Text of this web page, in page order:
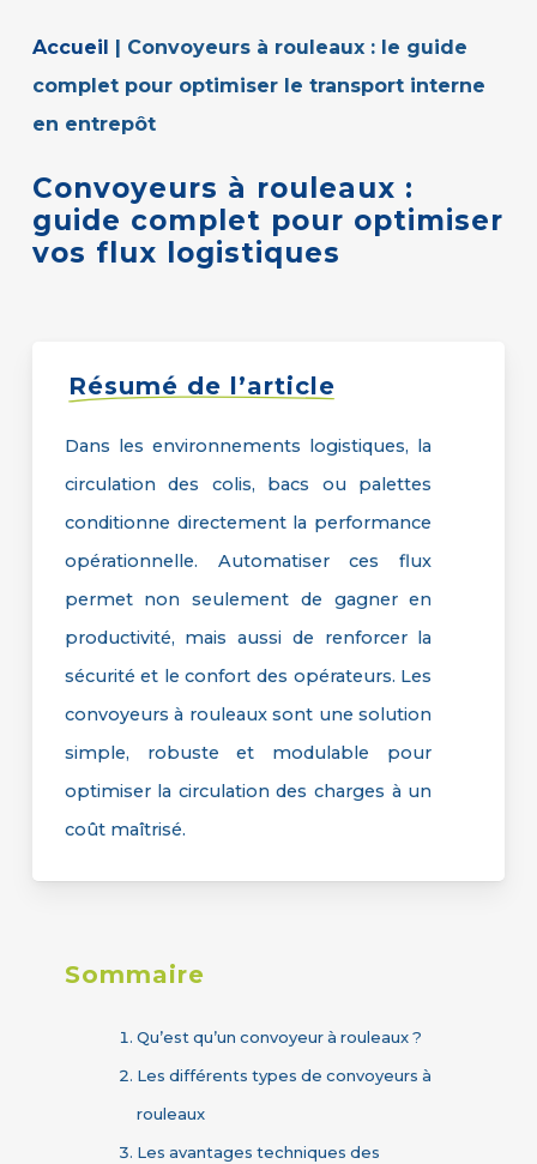
Accueil | Convoyeurs à rouleaux : le guide
complet pour optimiser le transport interne
en entrepôt
Convoyeurs à rouleaux :
guide complet pour optimiser
vos flux logistiques
Résumé de l’article
Dans les environnements logistiques, la
circulation des colis, bacs ou palettes
conditionne directement la performance
opérationnelle. Automatiser ces flux
permet non seulement de gagner en
productivité, mais aussi de renforcer la
sécurité et le confort des opérateurs. Les
convoyeurs à rouleaux sont une solution
simple, robuste et modulable pour
optimiser la circulation des charges à un
coût maîtrisé.
Sommaire
Qu’est qu’un convoyeur à rouleaux ?
Les différents types de convoyeurs à
rouleaux
Les avantages techniques des